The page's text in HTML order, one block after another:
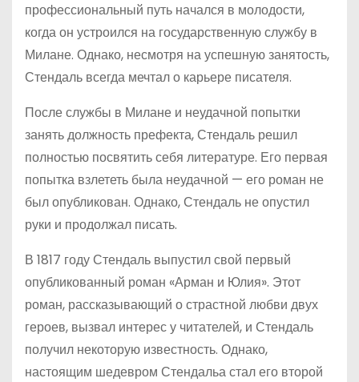
профессиональный путь начался в молодости,
когда он устроился на государственную службу в
Милане. Однако, несмотря на успешную занятость,
Стендаль всегда мечтал о карьере писателя.
После службы в Милане и неудачной попытки
занять должность префекта, Стендаль решил
полностью посвятить себя литературе. Его первая
попытка взлететь была неудачной — его роман не
был опубликован. Однако, Стендаль не опустил
руки и продолжал писать.
В 1817 году Стендаль выпустил свой первый
опубликованный роман «Арман и Юлия». Этот
роман, рассказывающий о страстной любви двух
героев, вызвал интерес у читателей, и Стендаль
получил некоторую известность. Однако,
настоящим шедевром Стендальа стал его второй